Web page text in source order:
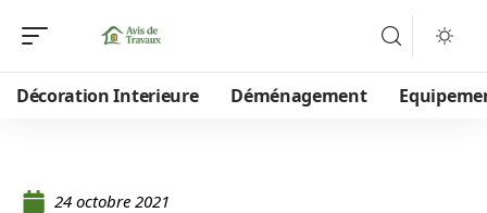
Décoration Interieure Déménagement
24 octobre 2021